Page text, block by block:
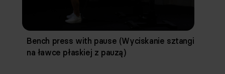
Bench press with pause (Wyciskanie sztangi
na ławce płaskiej z pauzą)